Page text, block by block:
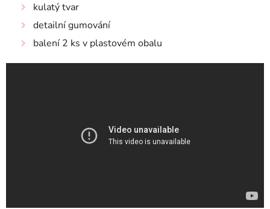
kulatý tvar
detailní gumování
balení 2 ks v plastovém obalu